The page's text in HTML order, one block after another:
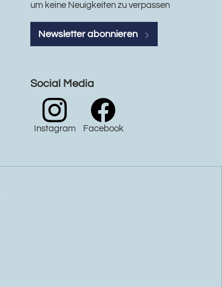
um keine Neuigkeiten zu verpassen
Newsletter abonnieren
Social Media
Instagram Facebook